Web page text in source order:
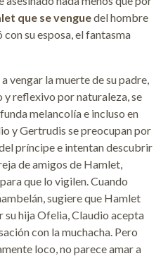
que se venguedel hombre
su esposa, el fantasma
vengar la muerte de su padre,
reflexivo por naturaleza, se
melancolía e incluso en
y Gertrudis se preocupan por
príncipe e intentan descubrir
de amigos de Hamlet,
que lo vigilen. Cuando
sugiere que Hamlet
su hija Ofelia, Claudio acepta
con la muchacha. Pero
loco, no parece amar a